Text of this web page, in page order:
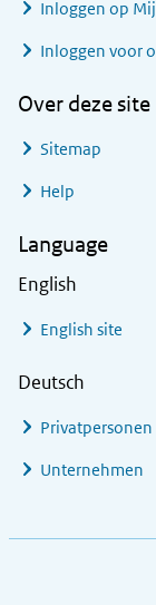
Inloggen op
Inloggen voor
Over deze site
Sitemap
Help
Language
English
English site
Deutsch
Privatpersonen
Unternehmen